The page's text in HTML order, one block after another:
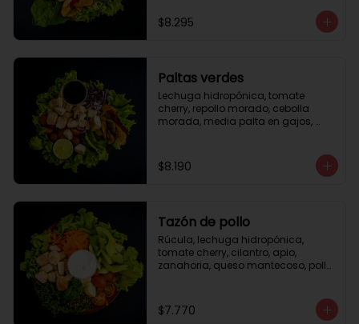
$8.295
Paltas verdes
Lechuga hidropónica, tomate
cherry, repollo morado, cebolla
morada, media palta en gajos,
$8.190
Tazón de pollo
Rúcula, lechuga hidropónica,
tomate cherry, cilantro, apio,
zanahoria, queso mantecoso, pollo
$7.770